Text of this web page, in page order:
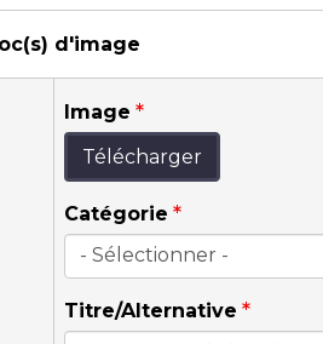
d'image
Image
Télécharger
Catégorie
Titre/Alternative